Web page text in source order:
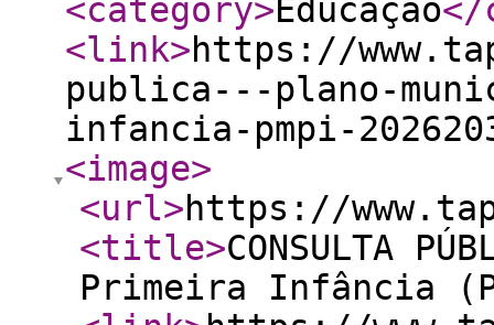
<category>Educação</
<link>https://
publica---plano-
infancia-pmpi-
<image>
<url>https://
<title>CONSULTA
Primeira Infância